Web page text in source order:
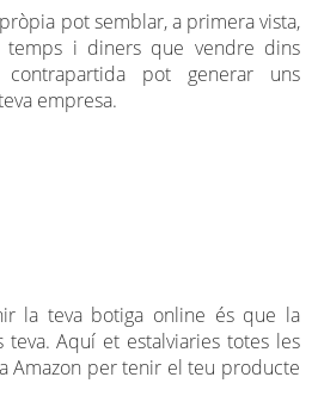
pot semblar, a primera vista,
temps i diners que vendre dins
pot generar uns
empresa.
la teva botiga online és que la
Aquí et estalviaries totes les
Amazon per tenir el teu producte